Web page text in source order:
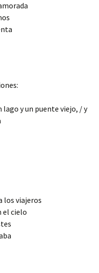
lago y un puente viejo, / y
los viajeros
el cielo